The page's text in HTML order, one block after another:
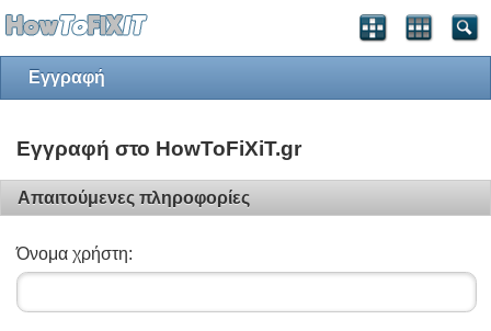
Εγγραφή
Εγγραφή στο HowToFiXiT.gr
Απαιτούμενες πληροφορίες
Όνομα χρήστη: